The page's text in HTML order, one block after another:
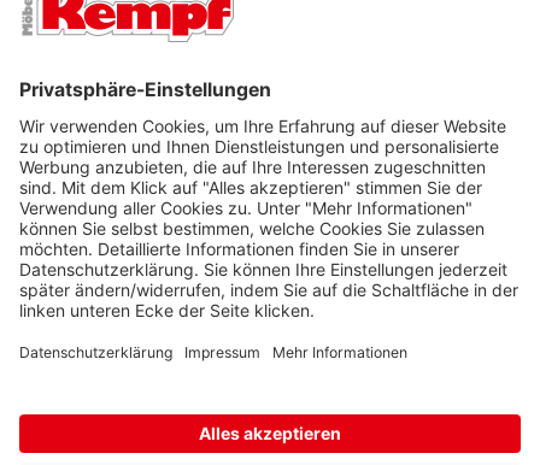
FILIALEN
FOLGEN SIE UNS
Barrierefreiheit Cookie-Einstellungen Widerrufsrecht
Nachnahmegebühren, wenn nicht anders beschrieben.
* Wir nutzen Trusted Shops als unabhängigen Dienstleister für die
Einholung von Bewertungen. Trusted Shops hat Maßnahmen